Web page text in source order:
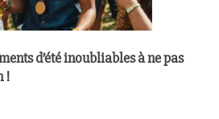
d’été inoubliables à ne pas
!